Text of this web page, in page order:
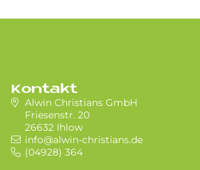
Kontakt
Alwin Christians GmbH
Friesenstr. 20
26632 Ihlow
info@alwin-christians.de
(04928) 364